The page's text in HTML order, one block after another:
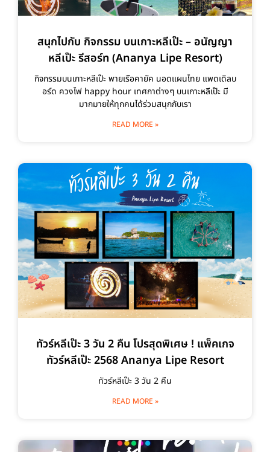
สนุกไปกับ กิจกรรม บนเกาะหลีเป๊ะ – อนัญญา
หลีเป๊ะ รีสอร์ท (Ananya Lipe Resort)
กิจกรรมบนเกาะหลีเป๊ะ พายเรือคายัค นอดแผนไทย แพดเดิลบ
อร์ด ควงไฟ happy hour เทศกาต่างๆ บนเกาะหลีเป๊ะ มี
มากมายให้ทุกคนได้ร่วมสนุกกับเรา
READ MORE »
ทัวร์หลีเป๊ะ 3 วัน 2 คืน โปรสุดพิเศษ ! แพ็คเกจ
ทัวร์หลีเป๊ะ 2568 Ananya Lipe Resort
ทัวร์หลีเป๊ะ 3 วัน 2 คืน
READ MORE »